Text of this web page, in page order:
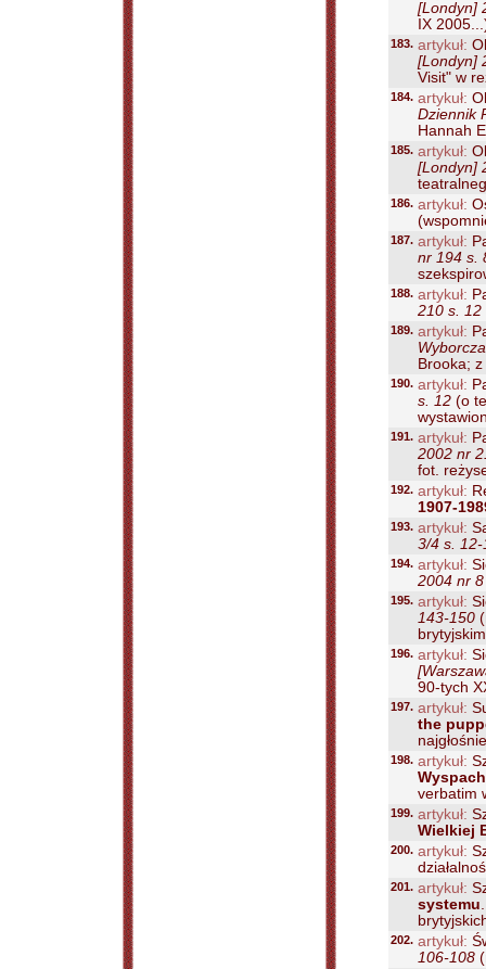
[Londyn]
IX
183. artykuł:
[Londyn]
Visit" w
184. artykuł:
Dziennik
Hannah
185. artykuł:
[Londyn]
186. artykuł:
187. artykuł:
nr 194 s.
188. artykuł:
210 s. 12
189. artykuł:
Brooka;
190. artykuł:
s. 12 (o
191. artykuł:
2002 nr
fot.
192. artykuł:
1907-
193. artykuł:
3/4 s. 12-
194. artykuł:
2004 nr
195. artykuł:
143-150
196. artykuł:
90-tych
197. artykuł:
the
198. artykuł:
verbatim
199. artykuł:
Wielkiej
200. artykuł:
201. artykuł:
systemu
202. artykuł:
106-108